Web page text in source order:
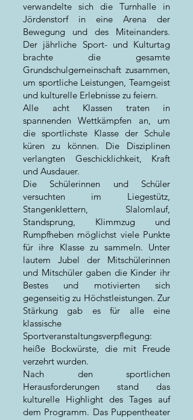
verwandelte sich die Turnhalle in
Jördenstorf in eine Arena der
Bewegung und des Miteinanders.
Der jährliche Sport- und Kulturtag
brachte die gesamte
Grundschulgemeinschaft zusammen,
um sportliche Leistungen, Teamgeist
und kulturelle Erlebnisse zu feiern.
Alle acht Klassen traten in
spannenden Wettkämpfen an, um
die sportlichste Klasse der Schule
küren zu können. Die Disziplinen
verlangten Geschicklichkeit, Kraft
und Ausdauer.
Die Schülerinnen und Schüler
versuchten im Liegestütz,
Stangenklettern, Slalomlauf,
Standsprung, Klimmzug und
Rumpfheben möglichst viele Punkte
für ihre Klasse zu sammeln. Unter
lautem Jubel der Mitschülerinnen
und Mitschüler gaben die Kinder ihr
Bestes und motivierten sich
gegenseitig zu Höchstleistungen. Zur
Stärkung gab es für alle eine
klassische
Sportveranstaltungsverpflegung:
heiße Bockwürste, die mit Freude
verzehrt wurden.
Nach den sportlichen
Herausforderungen stand das
kulturelle Highlight des Tages auf
dem Programm. Das Puppentheater